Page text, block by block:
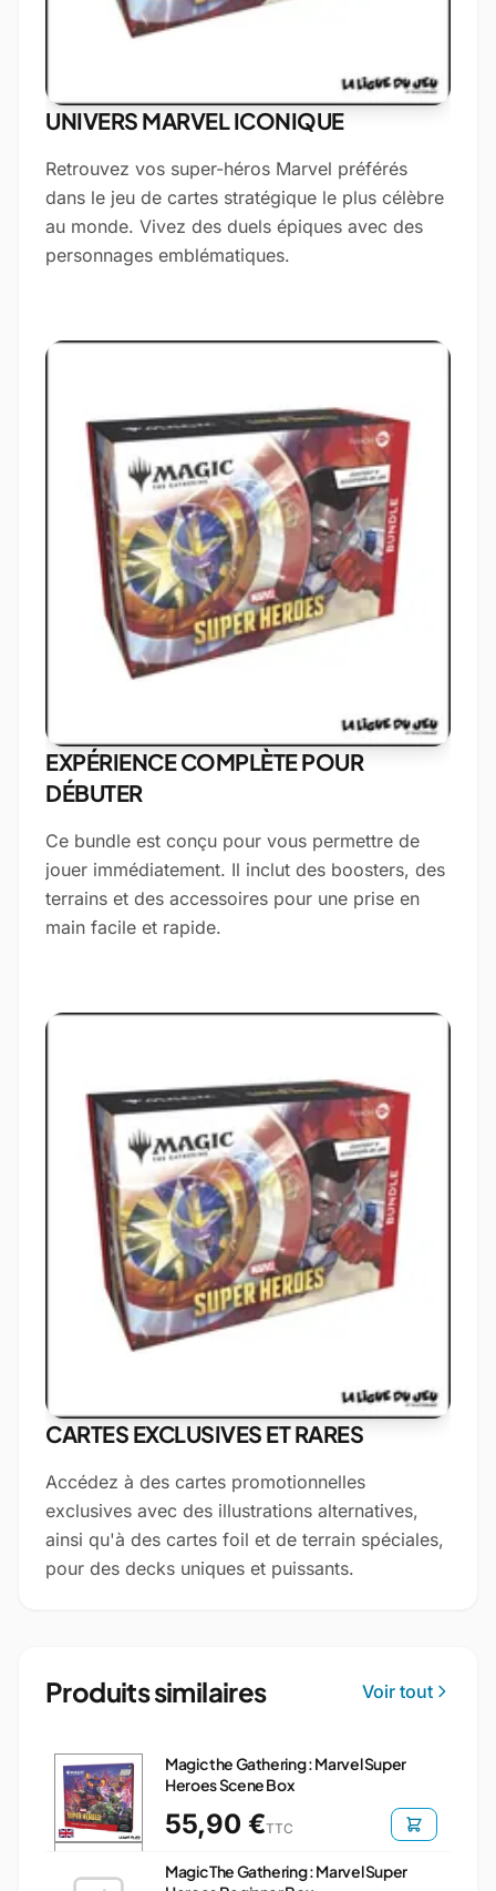
UNIVERS MARVEL ICONIQUE
Retrouvez vos super-héros Marvel préférés
dans le jeu de cartes stratégique le plus célèbre
au monde. Vivez des duels épiques avec des
personnages emblématiques.
EXPÉRIENCE COMPLÈTE POUR
DÉBUTER
Ce bundle est conçu pour vous permettre de
jouer immédiatement. Il inclut des boosters, des
terrains et des accessoires pour une prise en
main facile et rapide.
CARTES EXCLUSIVES ET RARES
Accédez à des cartes promotionnelles
exclusives avec des illustrations alternatives,
ainsi qu'à des cartes foil et de terrain spéciales,
pour des decks uniques et puissants.
Produits similaires Voir tout
Magic the Gathering : Marvel Super
Heroes Scene Box
55,90 €TTC
Magic The Gathering : Marvel Super